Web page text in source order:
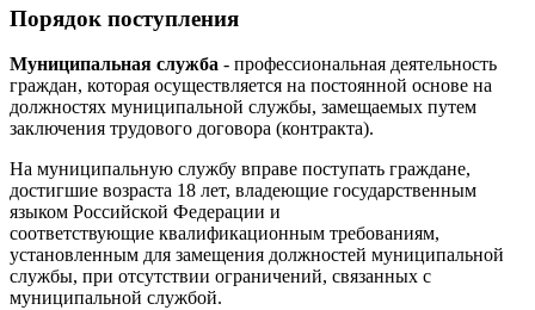
Порядок поступления
Муниципальная служба - профессиональная деятельность
граждан, которая осуществляется на постоянной основе на
должностях муниципальной службы, замещаемых путем
заключения трудового договора (контракта).
На муниципальную службу вправе поступать граждане,
достигшие возраста 18 лет, владеющие государственным
языком Российской Федерации и
соответствующие квалификационным требованиям,
установленным для замещения должностей муниципальной
службы, при отсутствии ограничений, связанных с
муниципальной службой.